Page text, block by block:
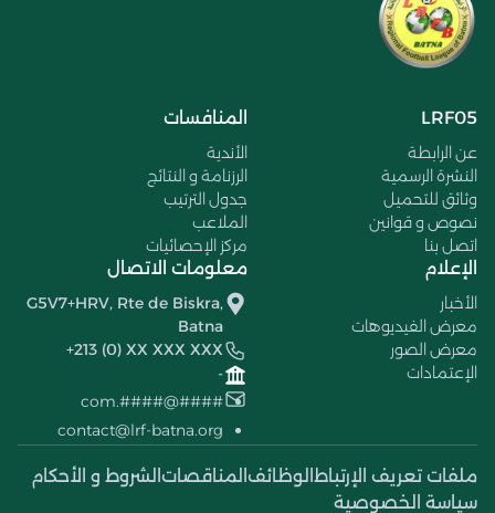
LRF05
عن الرابطة
النشرة الرسمية
وثائق للتحميل
نصوص و قوانين
اتصل بنا
المنافسات
الأندية
الرزنامة و النتائج
جدول الترتيب
الملاعب
مركز الإحصائيات
الإعلام
الأخبار
معرض الفيديوهات
معرض الصور
الإعتمادات
معلومات الاتصال
G5V7+HRV, Rte de Biskra,
Batna
+213 (0) XX XXX XXX
-
####@####.com
contact@lrf-batna.org
ملفات تعريف الإرتباط الوظائف المناقصات الشروط و الأحكام
سياسة الخصوصية